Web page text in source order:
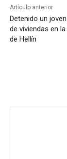
Artículo anterior
Detenido un
de viviendas en
de Hellín